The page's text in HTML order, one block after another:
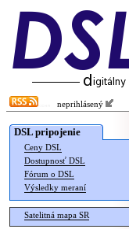
neprihlásený
DSL pripojenie
Ceny DSL
Dostupnosť DSL
Fórum o DSL
Výsledky meraní
Satelitná mapa SR